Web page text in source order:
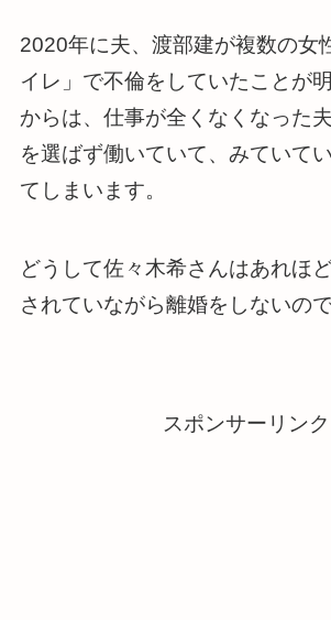
2020年に夫、渡部建が複数の女
イレ」で不倫をしていたことが
からは、仕事が全くなくなった
を選ばず働いていて、みていて
てしまいます。
どうして佐々木希さんはあれほ
されていながら離婚をしないの
スポンサーリンク